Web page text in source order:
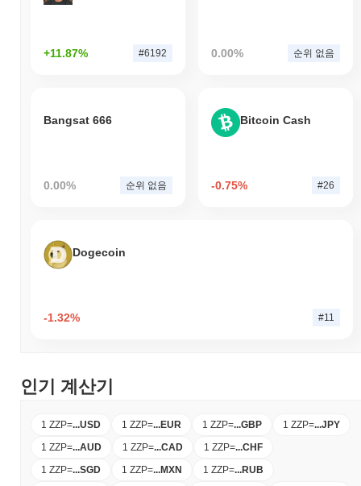
+11.87% #6192 0.00% 순위 없음
Bangsat 666
0.00% 순위 없음
Bitcoin Cash
-0.75% #26
Dogecoin
-1.32% #11
인기 계산기
1 ZZP=...USD 1 ZZP=...EUR 1 ZZP=...GBP 1 ZZP=...JPY
1 ZZP=...AUD 1 ZZP=...CAD 1 ZZP=...CHF
1 ZZP=...SGD 1 ZZP=...MXN 1 ZZP=...RUB